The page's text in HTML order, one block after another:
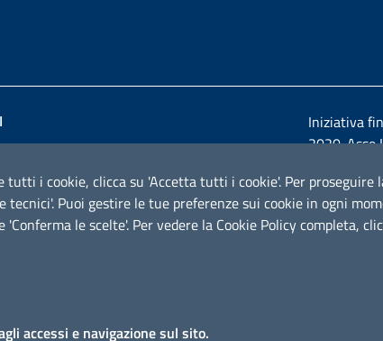
i cookie, clicca su 'Accetta tutti i cookie'. Per proseguire
Puoi gestire le tue preferenze sui cookie in ogni
le scelte'. Per vedere la Cookie Policy completa,
accessi e navigazione sul sito.
Montemesola
23 - 74020 Montemesola (TA)
80010090738
Iniziativa
2020. Asse